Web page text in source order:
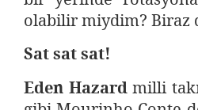
olabilir miydim? Biraz
Sat sat sat!
Eden Hazardmilli